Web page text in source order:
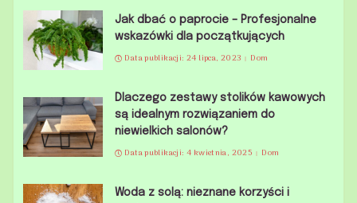
Jak dbać o paprocie – Profesjonalne
wskazówki dla początkujących
Data publikacji: 24 lipca, 2023 Dom
Dlaczego zestawy stolików kawowych
są idealnym rozwiązaniem do
niewielkich salonów?
Data publikacji: 4 kwietnia, 2025 Dom
Woda z solą: nieznane korzyści i